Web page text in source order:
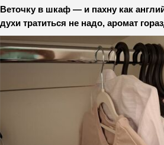
Веточку в шкаф — и пахну как
духи тратиться не надо, аромат